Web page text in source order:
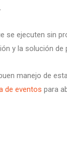
ejecuten sin
y la solución de
manejo de
de eventos para